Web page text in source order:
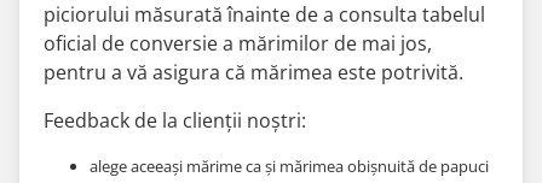
piciorului măsuratăînainte de a consulta tabelul
oficial de conversie a mărimilor de mai jos,
pentru a vă asigura că mărimea este potrivită.
Feedback de la clienții noștri:
alege aceeași mărime ca și mărimea obișnuită de papuci